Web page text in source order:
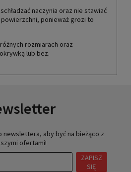
naczynia oraz nie stawiać
ponieważ grozi to
rozmiarach oraz
lub bez.
newslettera, aby być na bieżąco z
ofertami!
ZAPISZ
SIĘ